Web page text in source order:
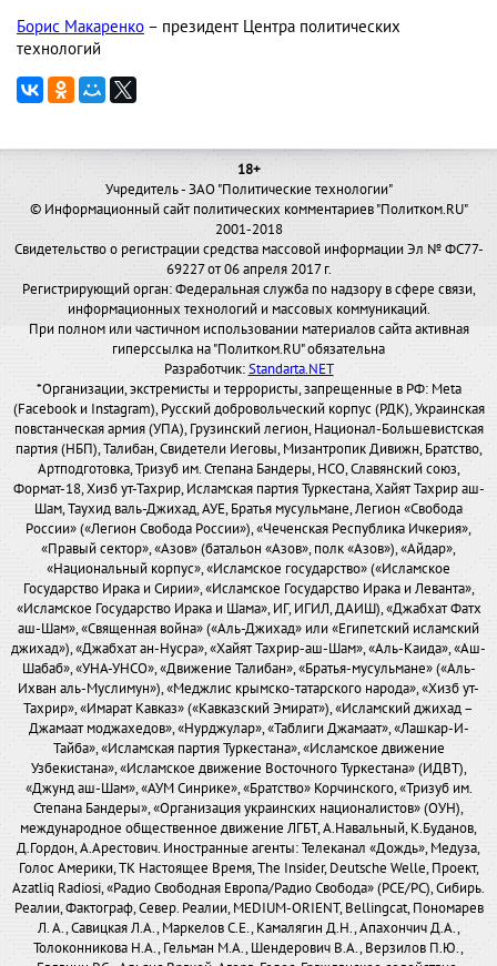
Борис Макаренко – президент Центра политических
технологий
18+
Учредитель - ЗАО "Политические технологии"
© Информационный сайт политических комментариев "Политком.RU"
2001-2018
Свидетельство о регистрации средства массовой информации Эл № ФС77-
69227 от 06 апреля 2017 г.
Регистрирующий орган: Федеральная служба по надзору в сфере связи,
информационных технологий и массовых коммуникаций.
При полном или частичном использовании материалов сайта активная
гиперссылка на "Политком.RU" обязательна
Разработчик:Standarta.NET
*Организации, экстремисты и террористы, запрещенные в РФ: Meta
(Facebook и Instagram), Русский добровольческий корпус (РДК), Украинская
повстанческая армия (УПА), Грузинский легион, Национал-Большевистская
партия (НБП), Талибан, Свидетели Иеговы, Мизантропик Дивижн, Братство,
Артподготовка, Тризуб им. Степана Бандеры, НСО, Славянский союз,
Формат-18, Хизб ут-Тахрир, Исламская партия Туркестана, Хайят Тахрир аш-
Шам, Таухид валь-Джихад, АУЕ, Братья мусульмане, Легион «Свобода
России» («Легион Свобода России»), «Чеченская Республика Ичкерия»,
«Правый сектор», «Азов» (батальон «Азов», полк «Азов»), «Айдар»,
«Национальный корпус», «Исламское государство» («Исламское
Государство Ирака и Сирии», «Исламское Государство Ирака и Леванта»,
«Исламское Государство Ирака и Шама», ИГ, ИГИЛ, ДАИШ), «Джабхат Фатх
аш-Шам», «Священная война» («Аль-Джихад» или «Египетский исламский
джихад»), «Джабхат ан-Нусра», «Хайят Тахрир-аш-Шам», «Аль-Каида», «Аш-
Шабаб», «УНА-УНСО», «Движение Талибан», «Братья-мусульмане» («Аль-
Ихван аль-Муслимун»), «Меджлис крымско-татарского народа», «Хизб ут-
Тахрир», «Имарат Кавказ» («Кавказский Эмират»), «Исламский джихад –
Джамаат моджахедов», «Нурджулар», «Таблиги Джамаат», «Лашкар-И-
Тайба», «Исламская партия Туркестана», «Исламское движение
Узбекистана», «Исламское движение Восточного Туркестана» (ИДВТ),
«Джунд аш-Шам», «АУМ Синрике», «Братство» Корчинского, «Тризуб им.
Степана Бандеры», «Организация украинских националистов» (ОУН),
международное общественное движение ЛГБТ, А.Навальный, К.Буданов,
Д.Гордон, А.Арестович. Иностранные агенты: Телеканал «Дождь», Медуза,
Голос Америки, ТК Настоящее Время, The Insider, Deutsche Welle, Проект,
Azatliq Radiosi, «Радио Свободная Европа/Радио Свобода» (PCE/PC), Сибирь.
Реалии, Фактограф, Север. Реалии, MEDIUM-ORIENT, Bellingcat, Пономарев
Л. А., Савицкая Л.А., Маркелов С.Е., Камалягин Д.Н., Апахончич Д.А.,
Толоконникова Н.А., Гельман М.А., Шендерович В.А., Верзилов П.Ю.,